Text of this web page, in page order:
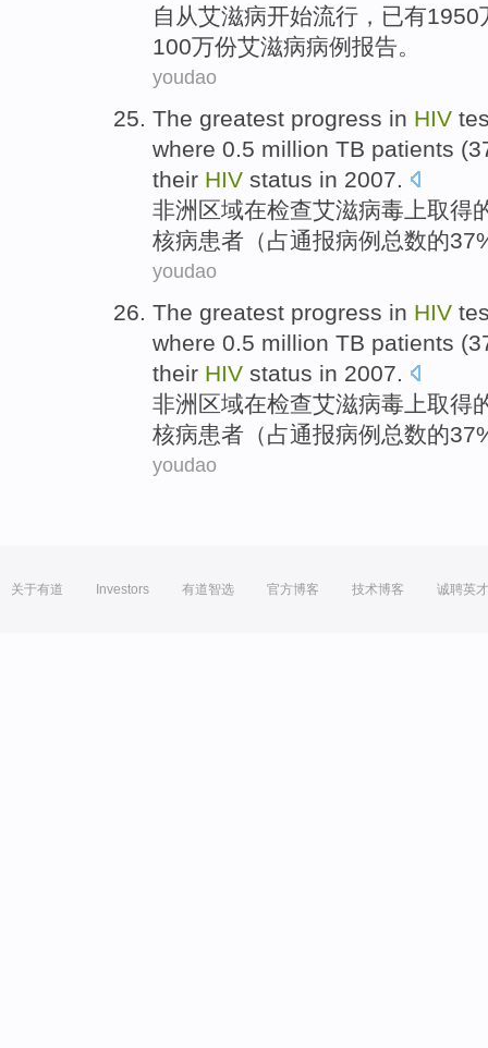
自从艾滋病开始流行， 已有1950
100万份艾滋病病例 报告。
youdao
The greatest progress in HIV
where 0.5 million TB patients
their HIV status in 2007.
非洲 区域在检查艾滋病毒上取得
核病患者 （占通报病例 总数的
youdao
The greatest progress in HIV
where 0.5 million TB patients
their HIV status in 2007.
非洲 区域在检查艾滋病毒上取得
核病患者 （占通报病例 总数的
youdao
关于有道 Investors 有道智选 官方博客 技术博客 诚聘英才